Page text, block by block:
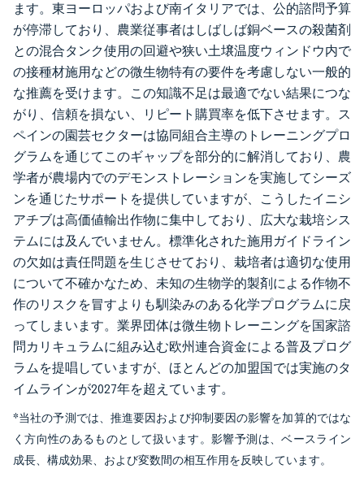
ます。東ヨーロッパおよび南イタリアでは、公的諮問予算
が停滞しており、農業従事者はしばしば銅ベースの殺菌剤
との混合タンク使用の回避や狭い土壌温度ウィンドウ内で
の接種材施用などの微生物特有の要件を考慮しない一般的
な推薦を受けます。この知識不足は最適でない結果につな
がり、信頼を損ない、リピート購買率を低下させます。ス
ペインの園芸セクターは協同組合主導のトレーニングプロ
グラムを通じてこのギャップを部分的に解消しており、農
学者が農場内でのデモンストレーションを実施してシーズ
ンを通じたサポートを提供していますが、こうしたイニシ
アチブは高価値輸出作物に集中しており、広大な栽培シス
テムには及んでいません。標準化された施用ガイドライン
の欠如は責任問題を生じさせており、栽培者は適切な使用
について不確かなため、未知の生物学的製剤による作物不
作のリスクを冒すよりも馴染みのある化学プログラムに戻
ってしまいます。業界団体は微生物トレーニングを国家諮
問カリキュラムに組み込む欧州連合資金による普及プログ
ラムを提唱していますが、ほとんどの加盟国では実施のタ
イムラインが2027年を超えています。
*当社の予測では、推進要因および抑制要因の影響を加算的ではな
く方向性のあるものとして扱います。影響予測は、ベースライン
成長、構成効果、および変数間の相互作用を反映しています。